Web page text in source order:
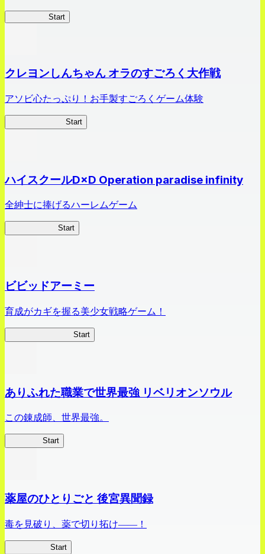
Start
クレヨンしんちゃん オラのすごろく大作戦
アソビ心たっぷり！お手製すごろくゲーム体験
Start
ハイスクールD×D Operation paradise infinity
全紳士に捧げるハーレムゲーム
Start
ビビッドアーミー
育成がカギを握る美少女戦略ゲーム！
Start
ありふれた職業で世界最強 リベリオンソウル
この錬成師、世界最強。
Start
薬屋のひとりごと 後宮異聞録
毒を見破り、薬で切り拓け――！
Start